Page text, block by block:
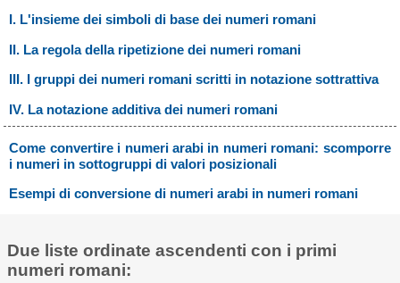
I. L'insieme dei simboli di base dei numeri romani
II. La regola della ripetizione dei numeri romani
III. I gruppi dei numeri romani scritti in notazione sottrattiva
IV. La notazione additiva dei numeri romani
Come convertire i numeri arabi in numeri romani: scomporre
i numeri in sottogruppi di valori posizionali
Esempi di conversione di numeri arabi in numeri romani
Due liste ordinate ascendenti con i primi
numeri romani: